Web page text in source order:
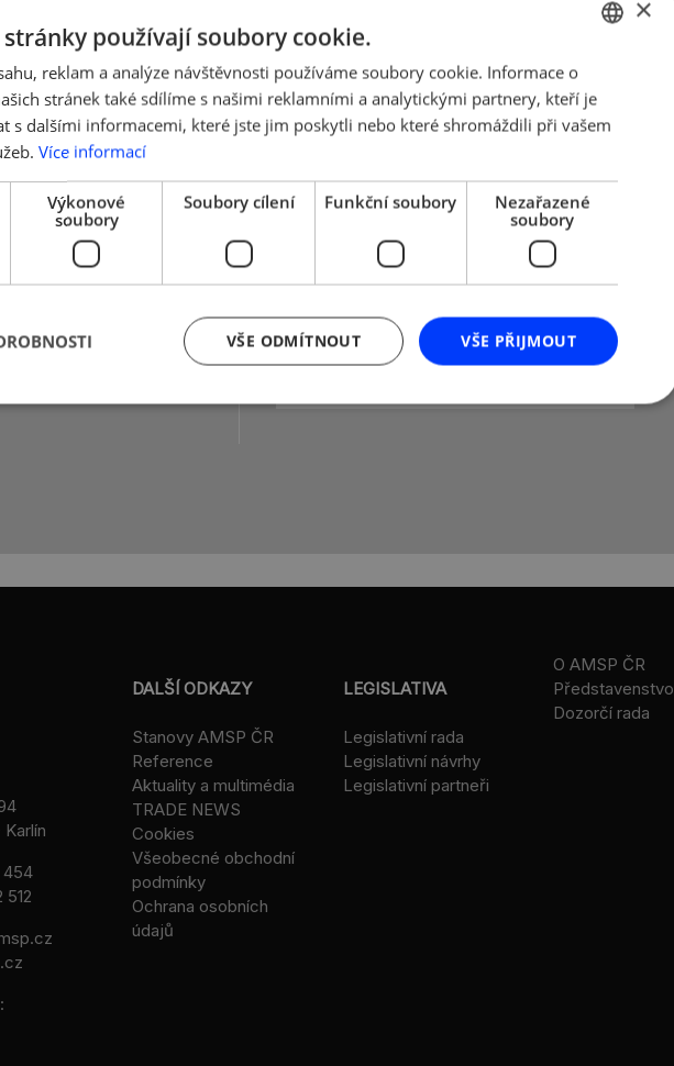
přihlásit,
stránkách projektu:
454
512
DALŠÍ ODKAZY
Stanovy AMSP ČR
Reference
Aktuality a multimédia
TRADE NEWS
Cookies
Všeobecné obchodní
podmínky
Ochrana osobních
údajů
LEGISLATIVA
Legislativní rada
Legislativní návrhy
Legislativní partneři
O AMSP ČR
Představenstvo
Dozorčí rada
ENGLISH
×
používají soubory cookie.
reklam a analýze návštěvnosti používáme soubory cookie. Informace o
stránek také sdílíme s našimi reklamními a analytickými partnery, kteří je
s dalšími informacemi, které jste jim poskytli nebo které shromáždili při vašem
Více informací
Výkonové
soubory
Soubory cílení Funkční soubory
Nezařazené
soubory
VŠE PŘIJMOUT
VŠE ODMÍTNOUT